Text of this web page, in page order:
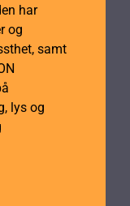
har
og
samt
lys og